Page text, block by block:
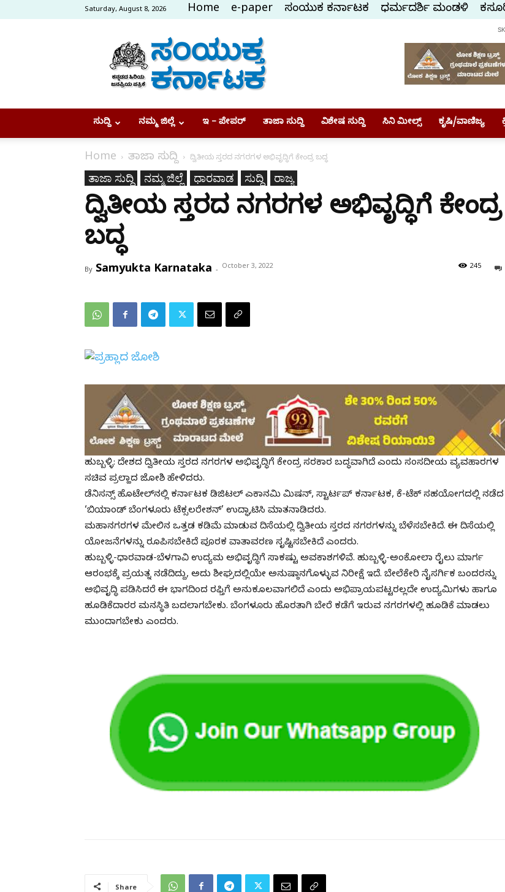
Saturday, August 8, 2026 Home e-paper ಸಂಯುಕ್ತ ಕರ್ನಾಟಕ ಧರ್ಮದರ್ಶಿ ಮಂಡಳಿ
Samyukta
Karnataka
ಸುದ್ದಿ ನಮ್ಮ ಜಿಲ್ಲೆ ಇ – ಪೇಪರ್ ತಾಜಾ ಸುದ್ದಿ ವಿಶೇಷ ಸುದ್ದಿ ಸಿನಿ ಮೀಲ್ಸ್ ಕೃಷಿ/ವಾಣಿಜ್ಯ
Home ತಾಜಾ ಸುದ್ದಿ ದ್ವಿತೀಯ ಸ್ತರದ ನಗರಗಳ ಅಭಿವೃದ್ಧಿಗೆ ಕೇಂದ್ರ ಬದ್ಧ
ತಾಜಾ ಸುದ್ದಿ ನಮ್ಮ ಜಿಲ್ಲೆ ಧಾರವಾಡ ಸುದ್ದಿ ರಾಜ್ಯ
ದ್ವಿತೀಯ ಸ್ತರದ ನಗರಗಳ ಅಭಿವೃದ್ಧಿಗೆ ಕೇಂದ್ರ
ಬದ್ಧ
By Samyukta Karnataka - October 3, 2022 245
ಹುಬ್ಬಳ್ಳಿ: ದೇಶದ ದ್ವಿತೀಯ ಸ್ತರದ ನಗರಗಳ ಅಭಿವೃದ್ಧಿಗೆ ಕೇಂದ್ರ ಸರಕಾರ ಬದ್ಧವಾಗಿದೆ ಎಂದು ಸಂಸದೀಯ ವ್ಯವಹಾರಗಳ
ಸಚಿವ ಪ್ರಲ್ಹಾದ ಜೋಶಿ ಹೇಳಿದರು.
ಡೆನಿಸನ್ಸ್ ಹೊಟೇಲ್‌ನಲ್ಲಿ ಕರ್ನಾಟಕ ಡಿಜಿಟಲ್ ಎಕಾನಮಿ ಮಿಷನ್, ಸ್ಟಾರ್ಟಪ್ ಕರ್ನಾಟಕ, ಕೆ-ಟೆಕ್ ಸಹಯೋಗದಲ್ಲಿ ನಡೆದ
‘ಬಿಯಾಂಡ್ ಬೆಂಗಳೂರು ಟೆಕ್ಸಲರೇಶನ್’ ಉದ್ಘಾಟಿಸಿ ಮಾತನಾಡಿದರು.
ಮಹಾನಗರಗಳ ಮೇಲಿನ ಒತ್ತಡ ಕಡಿಮೆ ಮಾಡುವ ದಿಸೆಯಲ್ಲಿ ದ್ವಿತೀಯ ಸ್ತರದ ನಗರಗಳನ್ನು ಬೆಳೆಸಬೇಕಿದೆ. ಈ ದಿಸೆಯಲ್ಲಿ
ಯೋಜನೆಗಳನ್ನು ರೂಪಿಸಬೇಕಿದೆ ಪೂರಕ ವಾತಾವರಣ ಸೃಷ್ಟಿಸಬೇಕಿದೆ ಎಂದರು.
ಹುಬ್ಬಳ್ಳಿ-ಧಾರವಾಡ-ಬೆಳಗಾವಿ ಉದ್ಯಮ ಅಭಿವೃದ್ಧಿಗೆ ಸಾಕಷ್ಟು ಅವಕಾಶಗಳಿವೆ. ಹುಬ್ಬಳ್ಳಿ-ಅಂಕೋಲಾ ರೈಲು ಮಾರ್ಗ
ಆರಂಭಕ್ಕೆ ಪ್ರಯತ್ನ ನಡೆದಿದ್ದು, ಅದು ಶೀಘ್ರದಲ್ಲಿಯೇ ಅನುಷ್ಠಾನಗೊಳ್ಳುವ ನಿರೀಕ್ಷೆ ಇದೆ. ಬೇಲೆಕೇರಿ ನೈಸರ್ಗಿಕ ಬಂದರನ್ನು
ಅಭಿವೃದ್ಧಿ ಪಡಿಸಿದರೆ ಈ ಭಾಗದಿಂದ ರಫ್ತಿಗೆ ಅನುಕೂಲವಾಗಲಿದೆ ಎಂದು ಅಭಿಪ್ರಾಯಪಟ್ಟರಲ್ಲದೇ ಉದ್ಯಮಿಗಳು ಹಾಗೂ
ಹೂಡಿಕೆದಾರರ ಮನಸ್ಥಿತಿ ಬದಲಾಗಬೇಕು. ಬೆಂಗಳೂರು ಹೊರತಾಗಿ ಬೇರೆ ಕಡೆಗೆ ಇರುವ ನಗರಗಳಲ್ಲಿ ಹೂಡಿಕೆ ಮಾಡಲು
ಮುಂದಾಗಬೇಕು ಎಂದರು.
Share